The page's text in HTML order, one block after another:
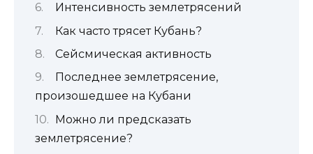
Интенсивность землетрясений
Как часто трясет Кубань?
Сейсмическая активность
Последнее землетрясение,
произошедшее на Кубани
Можно ли предсказать
землетрясение?